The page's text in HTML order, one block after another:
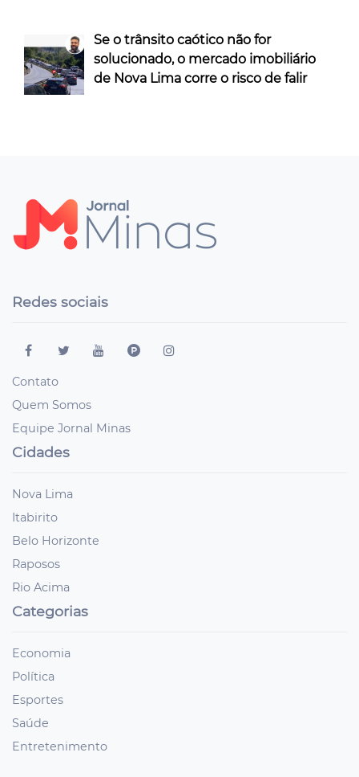
Se o trânsito caótico não for
solucionado, o mercado imobiliário
de Nova Lima corre o risco de falir
Redes sociais
Contato
Quem Somos
Equipe Jornal Minas
Cidades
Nova Lima
Itabirito
Belo Horizonte
Raposos
Rio Acima
Categorias
Economia
Política
Esportes
Saúde
Entretenimento